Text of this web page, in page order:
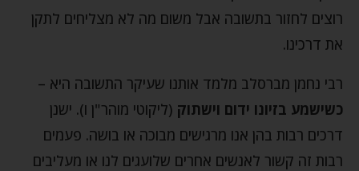
רוצים לחזור בתשובה אבל משום מה לא מצליחים לתקן
את דרכינו.
רבי נחמן מברסלב מלמד אותנו שעיקר התשובה היא –
כשישמע בזיונו ידום וישתוק (ליקוטי מוהר"ן ו). ישנן
דרכים רבות בהן אנו מרגישים מבוכה או בושה. פעמים
רבות זה קשור לאנשים אחרים שלועגים לנו או מעליבים